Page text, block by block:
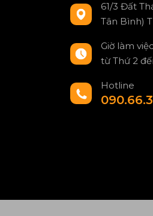
61/3 Đất
Tân Bình)
Giờ làm
từ Thứ 2
Hotline